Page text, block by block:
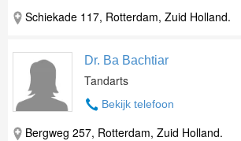
Schiekade 117, Rotterdam, Zuid Holland.
Dr. Ba Bachtiar
Tandarts
Bekijk telefoon
Bergweg 257, Rotterdam, Zuid Holland.